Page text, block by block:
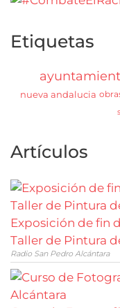
Etiquetas
nueva andalucia
Artículos
Exposición de fin
Taller de Pintura
Radio San Pedro Alcántara